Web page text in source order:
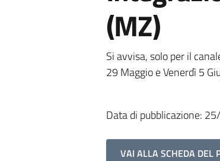
(MZ)
Si avvisa, solo per il
29 Maggio e Venerdì 5
Data di pubblicazione:
VAI ALLA SCHEDA DEL